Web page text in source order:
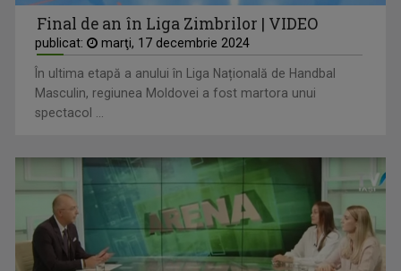
Final de an în Liga Zimbrilor | VIDEO
publicat: marţi, 17 decembrie 2024
În ultima etapă a anului în Liga Națională de Handbal
Masculin, regiunea Moldovei a fost martora unui
spectacol ...